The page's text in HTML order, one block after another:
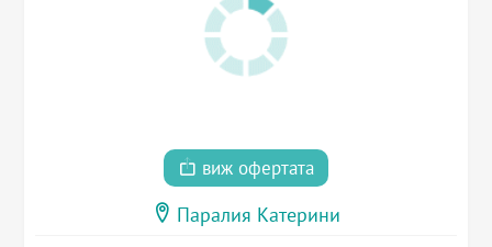
виж офертата
Паралия Катерини